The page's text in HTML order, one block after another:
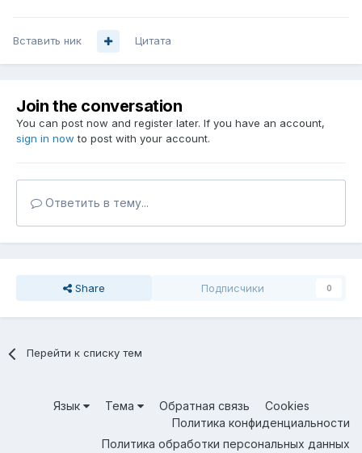
Вставить ник Цитата
Join the conversation
You can post now and register later. If you have an account,
sign in now to post with your account.
Ответить в тему...
Share Подписчики 0
Перейти к списку тем
Язык Тема Обратная связь
Cookies
Политика конфиденциальности
Политика обработки персональных данных